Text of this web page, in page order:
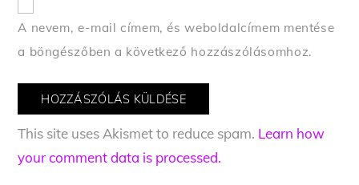
A nevem, e-mail címem, és weboldalcímem mentése
a böngészőben a következő hozzászólásomhoz.
This site uses Akismet to reduce spam. Learn how
your comment data is processed.